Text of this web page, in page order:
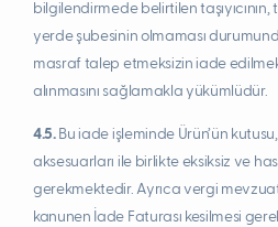
bilgilendirmede belirtilen
yerde şubesinin olmaması
masraf talep etmeksizin iade
alınmasını sağlamakla yükümlüdür.
4.5.Bu iade işleminde Ürün’ün
aksesuarları ile birlikte eksiksiz ve
gerekmektedir. Ayrıca vergi
kanunen İade Faturası kesilmesi